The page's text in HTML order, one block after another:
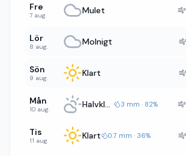
Fre
7 aug. Mulet
Lör
8 aug. Molnigt
Sön
9 aug. Klart
Mån
10 aug. Halvklart 3 mm · 82%
Tis
11 aug. Klart 0.7 mm · 36%